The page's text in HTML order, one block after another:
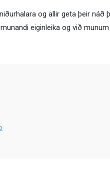
og allir geta þeir náð
eiginleika og við